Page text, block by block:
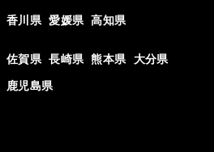
香川県 愛媛県 高知県
佐賀県 長崎県 熊本県 大分県
鹿児島県